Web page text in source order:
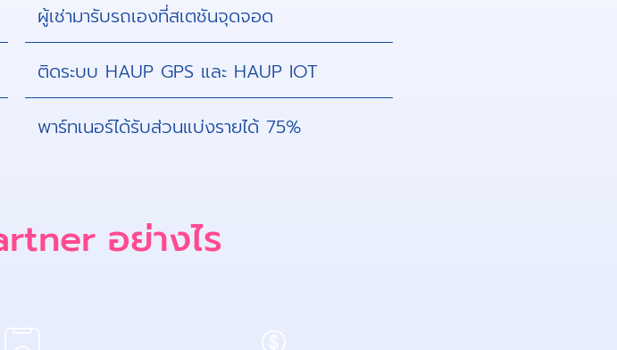
ผู้เช่ามารับรถเองที่สเตชันจุดจอด
ติดระบบ HAUP GPS และ HAUP IOT
พาร์ทเนอร์ได้รับส่วนแบ่งรายได้ 75%
อย่างไร